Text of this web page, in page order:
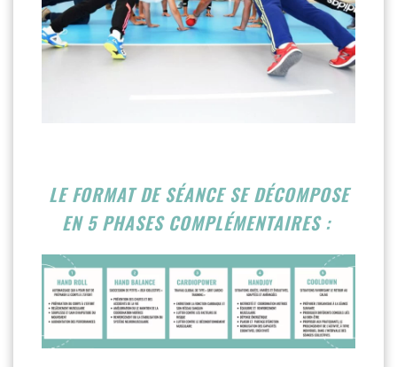
LE FORMAT DE SÉANCE SE DÉCOMPOSE
EN 5 PHASES COMPLÉMENTAIRES :